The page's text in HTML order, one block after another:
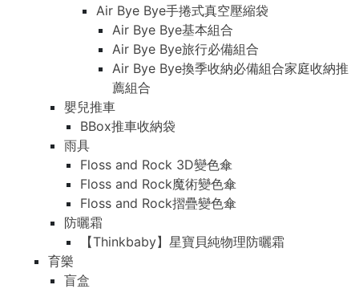
Air Bye Bye手捲式真空壓縮袋
Air Bye Bye基本組合
Air Bye Bye旅行必備組合
Air Bye Bye換季收納必備組合家庭收納推
薦組合
嬰兒推車
BBox推車收納袋
雨具
Floss and Rock 3D變色傘
Floss and Rock魔術變色傘
Floss and Rock摺疊變色傘
防曬霜
【Thinkbaby】星寶貝純物理防曬霜
育樂
盲盒